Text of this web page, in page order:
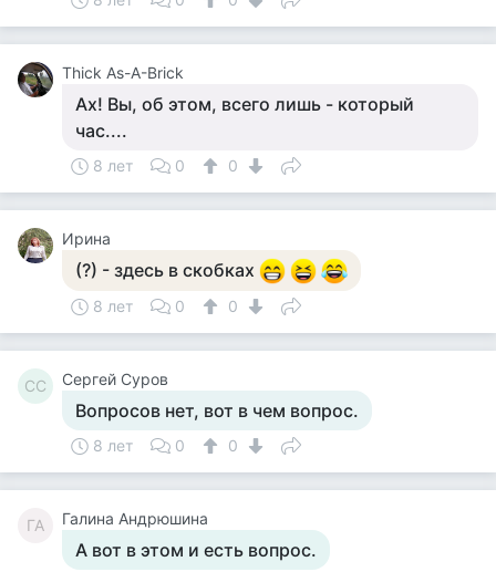
Thick As-A-Brick
Ах! Вы, об этом, всего лишь - который
час....
8 лет 0 0
Ирина
(?) - здесь в скобках
8 лет 0 0
СС Сергей Суров
Вопросов нет, вот в чем вопрос.
8 лет 0 0
ГА Галина Андрюшина
А вот в этом и есть вопрос.